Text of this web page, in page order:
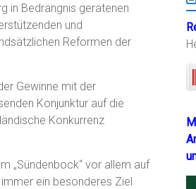
in Bedrängnis geratenen
und
Reformen der
Gewinne mit der
Konjunktur auf die
Konkurrenz
„Sündenbock“ vor allem auf
ein besonderes Ziel